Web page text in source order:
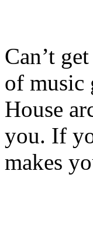
Can’t
of music
House
you. If
makes